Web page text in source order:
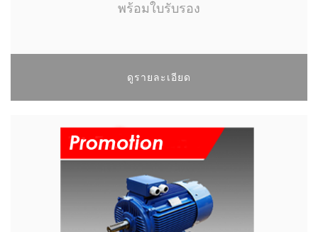
พร้อมใบรับรอง
ดูรายละเอียด